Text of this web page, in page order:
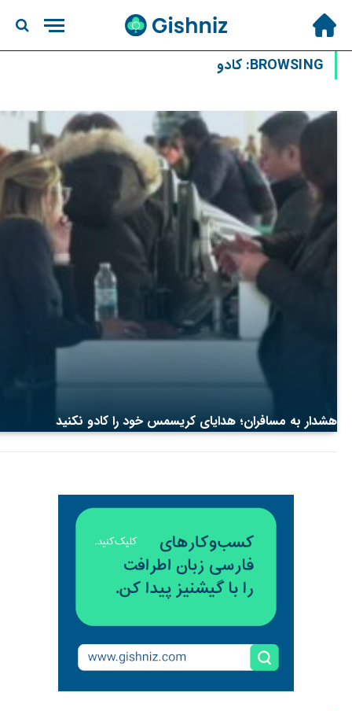
BROWSING: کادو
هشدار به مسافران؛ هدایای کریسمس خود را کادو نکنید